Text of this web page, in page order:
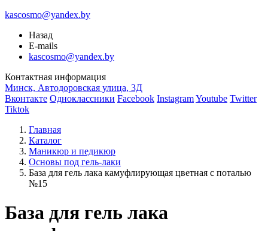
kascosmo@yandex.by
Назад
E-mails
kascosmo@yandex.by
Контактная информация
Минск, Автодоровская улица, 3Д
Вконтакте Одноклассники Facebook InstagramYoutube Twitter
Tiktok
Главная
Каталог
Маникюр и педикюр
Основы под гель-лаки
База для гель лака камуфлирующая цветная с поталью
№15
База для гель лака